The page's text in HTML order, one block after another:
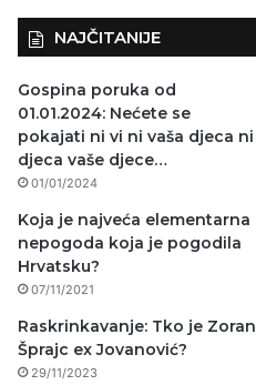
NAJČITANIJE
Gospina poruka od
01.01.2024: Nećete se
pokajati ni vi ni vaša djeca ni
djeca vaše djece…
01/01/2024
Koja je najveća elementarna
nepogoda koja je pogodila
Hrvatsku?
07/11/2021
Raskrinkavanje: Tko je Zoran
Šprajc ex Jovanović?
29/11/2023